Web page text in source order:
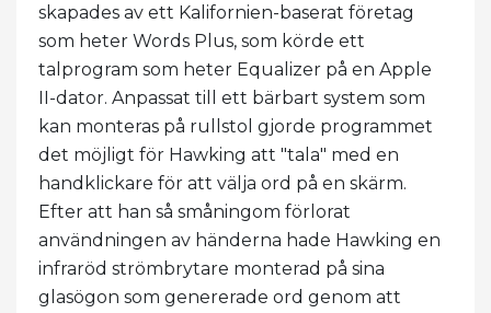
skapades av ett Kalifornien-baserat företag
som heter Words Plus, som körde ett
talprogram som heter Equalizer på en Apple
II-dator. Anpassat till ett bärbart system som
kan monteras på rullstol gjorde programmet
det möjligt för Hawking att "tala" med en
handklickare för att välja ord på en skärm.
Efter att han så småningom förlorat
användningen av händerna hade Hawking en
infraröd strömbrytare monterad på sina
glasögon som genererade ord genom att